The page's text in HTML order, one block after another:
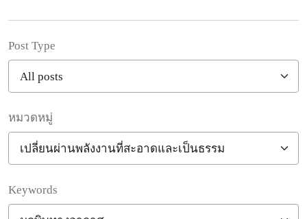
Post Type
หมวดหมู่
Keywords